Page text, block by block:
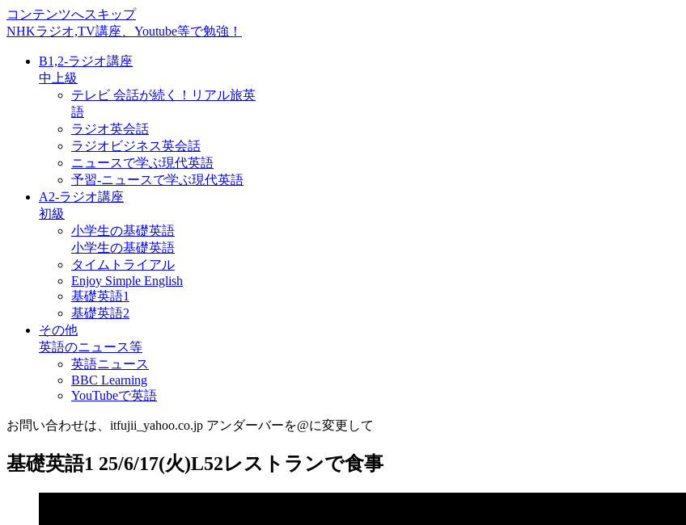
コンテンツへスキップ
NHKラジオ,TV講座、Youtube等で勉強！
B1,2-ラジオ講座
中上級
テレビ 会話が続く！リアル旅英
語
ラジオ英会話
ラジオビジネス英会話
ニュースで学ぶ現代英語
予習-ニュースで学ぶ現代英語
A2-ラジオ講座
初級
小学生の基礎英語
小学生の基礎英語
タイムトライアル
Enjoy Simple English
基礎英語1
基礎英語2
その他
英語のニュース等
英語ニュース
BBC Learning
YouTubeで英語
お問い合わせは、itfujii_yahoo.co.jp アンダーバーを@に変更して
基礎英語1 25/6/17(火)L52レストランで食事